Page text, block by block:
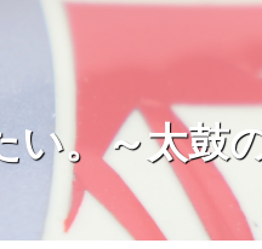
い。～太鼓